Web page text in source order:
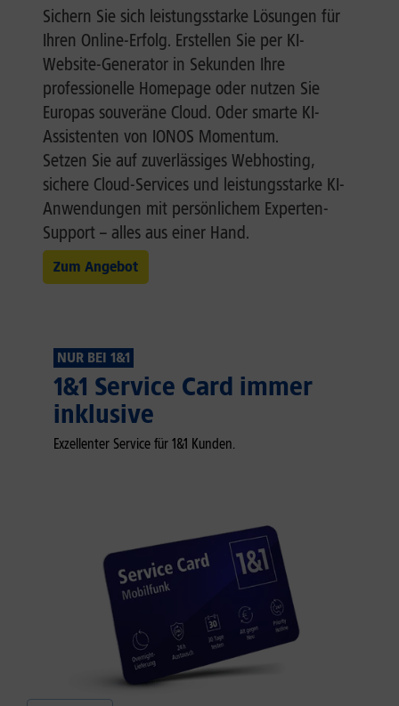
Sichern Sie sich leistungsstarke Lösungen für
Ihren Online-Erfolg. Erstellen Sie per KI-
Website-Generator in Sekunden Ihre
professionelle Homepage oder nutzen Sie
Europas souveräne Cloud. Oder smarte KI-
Assistenten von IONOS Momentum.
Setzen Sie auf zuverlässiges Webhosting,
sichere Cloud-Services und leistungsstarke KI-
Anwendungen mit persönlichem Experten-
Support – alles aus einer Hand.
Zum Angebot
NUR BEI 1&1
1&1 Service Card immer
inklusive
Exzellenter Service für 1&1 Kunden.